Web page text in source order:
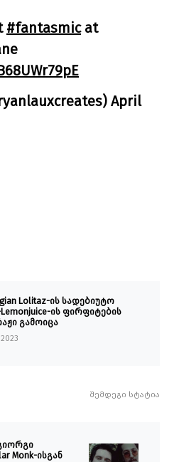
#fantasmicat
April
Lolitaz-ის სადებიუტო
ის ფირფიტების
გამოიცა
შემდეგი სტატია
Monk-ისგან